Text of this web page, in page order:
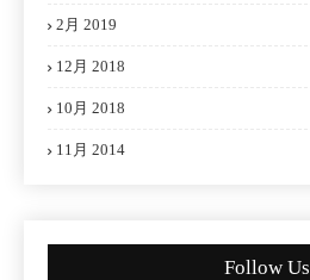
2月 2019
12月 2018
10月 2018
11月 2014
Follow Us